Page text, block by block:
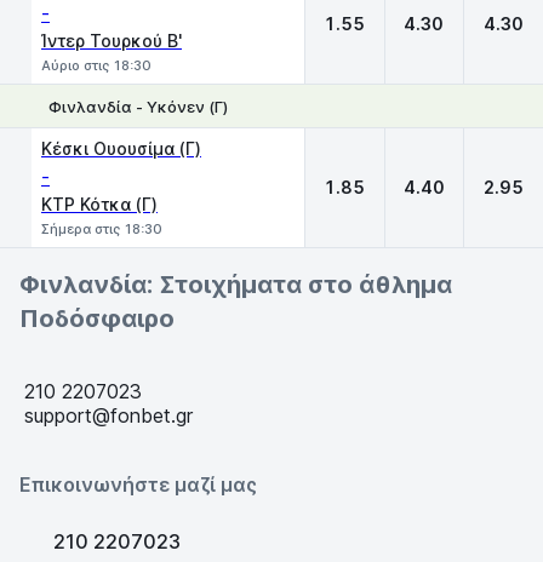
-
Ίντερ Τουρκού Β'
Αύριο στις 18:30
1.55 4.30 4.30
Φινλανδία - Υκόνεν (Γ)
Κέσκι Ουουσίμα (Γ)
-
KTP Κότκα (Γ)
Σήμερα στις 18:30
1.85 4.40 2.95
Φινλανδία: Στοιχήματα στο άθλημα
Ποδόσφαιρο
210 2207023
support@fonbet.gr
Επικοινωνήστε μαζί μας
210 2207023